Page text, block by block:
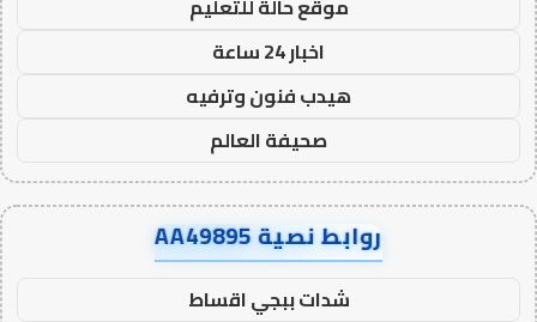
اخبار 24 ساعة
هيدب فنون وترفيه
صحيفة العالم
روابط نصية AA49895
شدات ببجي اقساط